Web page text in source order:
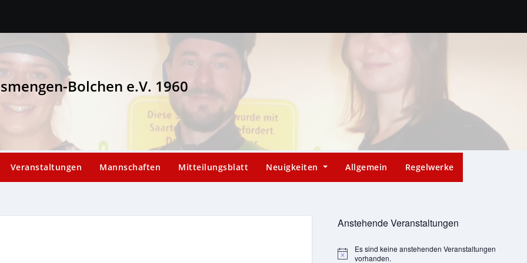
Bolchen e.V. 1960
Veranstaltungen Mannschaften Mitteilungsblatt Neuigkeiten Allgemein Regelwerke
Anstehende Veranstaltungen
Hinweis
Es sind keine anstehenden Veranstaltungen
vorhanden.